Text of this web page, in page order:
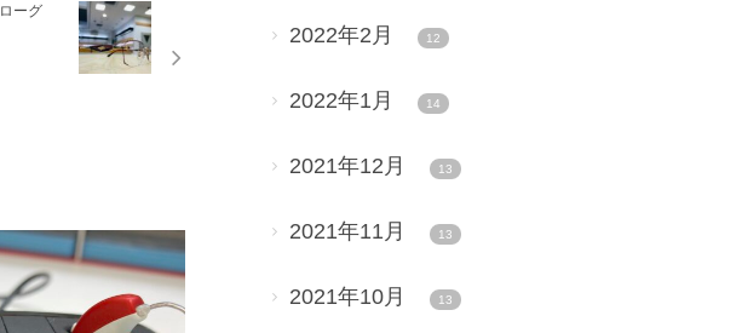
ーグ
2022年2月 12
2022年1月 14
2021年12月 13
2021年11月 13
2021年10月 13